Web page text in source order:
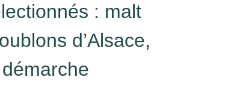
: malt
d’Alsace,